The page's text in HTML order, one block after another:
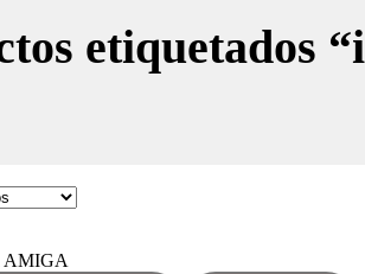
etiquetados